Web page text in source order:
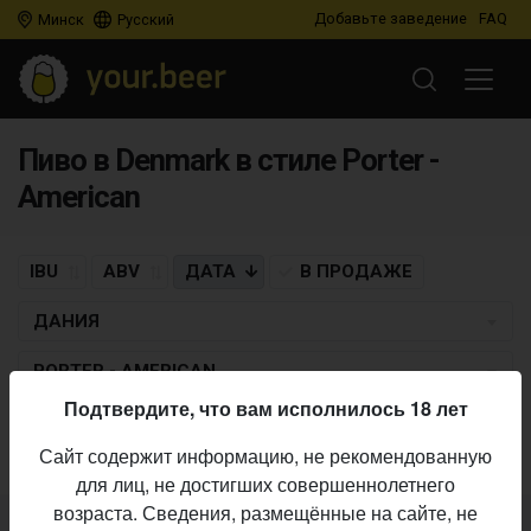
Минск Русский Добавьте заведение FAQ
Пиво в Denmark в стиле Porter -
American
IBU ABV ДАТА В ПРОДАЖЕ
ДАНИЯ
PORTER - AMERICAN
Пиво по заданным критериям не найдено
Подтвердите, что вам исполнилось 18 лет
Сайт содержит информацию, не рекомендованную
для лиц, не достигших совершеннолетнего
возраста. Сведения, размещённые на сайте, не